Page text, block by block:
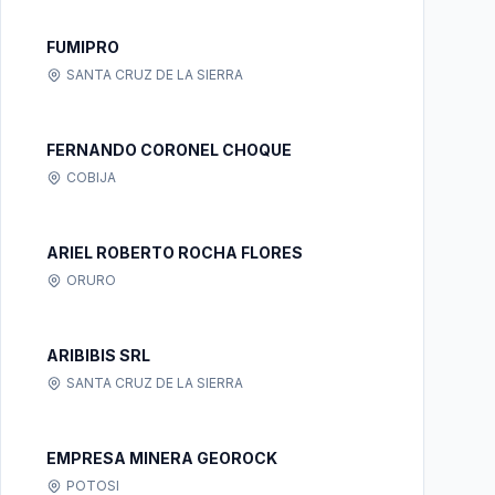
FUMIPRO
SANTA CRUZ DE LA SIERRA
FERNANDO CORONEL CHOQUE
COBIJA
ARIEL ROBERTO ROCHA FLORES
ORURO
ARIBIBIS SRL
SANTA CRUZ DE LA SIERRA
EMPRESA MINERA GEOROCK
POTOSI